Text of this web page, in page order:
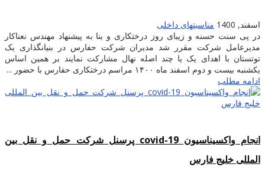
اسفند, 1400
مناسبتهای داخلی
در پی سنت حسنه و زیبای روز درختکاری و بنا به پیشنهاد مهندس نعناکار
مدیرعامل شرکت مقرر شد مدیران شرکت حفارس در بنیانگذاری یک
توتستان با اهدای یک یا چند اصله نهال مشارکت نمایند بر همین اساس
یکشنبه بیست و دوم اسفند ماه ۱۴۰۰ مراسم درختکاری حفارس با حضور ...
ادامه مطلب
انجام واکسیناسیون covid-19 پرسنل شرکت حمل و نقل بین
المللی خلیج فارس